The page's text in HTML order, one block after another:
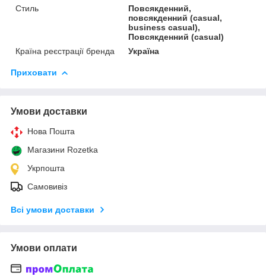
Стиль
Повсякденний,
повсякденний (casual,
business casual),
Повсякденний (casual)
Країна реєстрації бренда
Україна
Приховати
Умови доставки
Нова Пошта
Магазини Rozetka
Укрпошта
Самовивіз
Всі умови доставки
Умови оплати